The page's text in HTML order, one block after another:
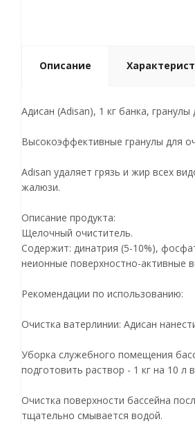
Описание
Адисан (Adisan), 1 кг банка,
Высокоэффективные гранулы для
Adisan удаляет грязь и жир всех
жалюзи.
Описание продукта:
Щелочный очиститель.
Содержит: динатрия (5-10%),
неионные поверхностно-активные
Рекомендации по использованию:
Очистка ватерлинии: Адисан
Уборка служебного помещения
подготовить раствор - 1 кг на 10 л
Очистка поверхности бассейна
тщательно смывается водой.